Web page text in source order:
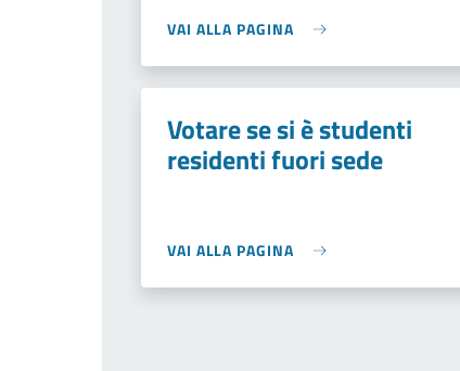
VAI ALLA PAGINA
Votare se si è studenti
residenti fuori sede
VAI ALLA PAGINA